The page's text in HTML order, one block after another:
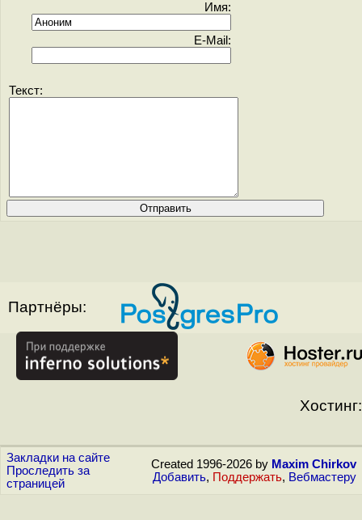
Имя:
E-Mail:
Текст:
Партнёры:
Хостинг:
Закладки на сайте
Проследить за
страницей
Created 1996-2026 by Maxim Chirkov
Добавить, Поддержать, Вебмастеру